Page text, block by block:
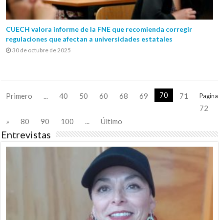
CUECH valora informe de la FNE que recomienda corregir
regulaciones que afectan a universidades estatales
30 de octubre de 2025
Pagina
Primero ... 40 50 60 68 69 70
71
72
»
80 90 100 ... Último
Entrevistas